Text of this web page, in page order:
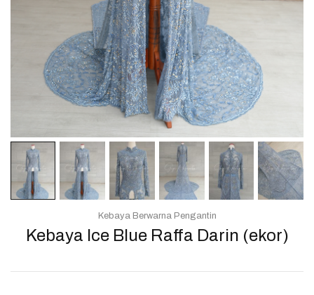
Kebaya Ice Blue Raffa Darin (ekor)
Kebaya Berwarna Pengantin